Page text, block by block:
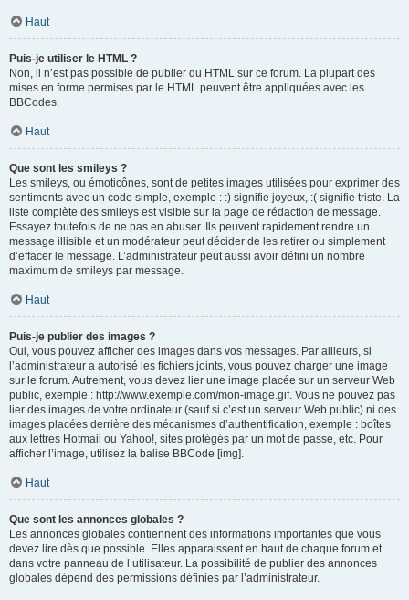
Haut
Puis-je utiliser le HTML ?
Non, il n’est pas possible de publier du HTML sur ce forum. La plupart des
mises en forme permises par le HTML peuvent être appliquées avec les
BBCodes.
Haut
Que sont les smileys ?
Les smileys, ou émoticônes, sont de petites images utilisées pour exprimer des
sentiments avec un code simple, exemple : :) signifie joyeux, :( signifie triste. La
liste complète des smileys est visible sur la page de rédaction de message.
Essayez toutefois de ne pas en abuser. Ils peuvent rapidement rendre un
message illisible et un modérateur peut décider de les retirer ou simplement
d’effacer le message. L’administrateur peut aussi avoir défini un nombre
maximum de smileys par message.
Haut
Puis-je publier des images ?
Oui, vous pouvez afficher des images dans vos messages. Par ailleurs, si
l’administrateur a autorisé les fichiers joints, vous pouvez charger une image
sur le forum. Autrement, vous devez lier une image placée sur un serveur Web
public, exemple : http://www.exemple.com/mon-image.gif. Vous ne pouvez pas
lier des images de votre ordinateur (sauf si c’est un serveur Web public) ni des
images placées derrière des mécanismes d’authentification, exemple : boîtes
aux lettres Hotmail ou Yahoo!, sites protégés par un mot de passe, etc. Pour
afficher l’image, utilisez la balise BBCode [img].
Haut
Que sont les annonces globales ?
Les annonces globales contiennent des informations importantes que vous
devez lire dès que possible. Elles apparaissent en haut de chaque forum et
dans votre panneau de l’utilisateur. La possibilité de publier des annonces
globales dépend des permissions définies par l’administrateur.